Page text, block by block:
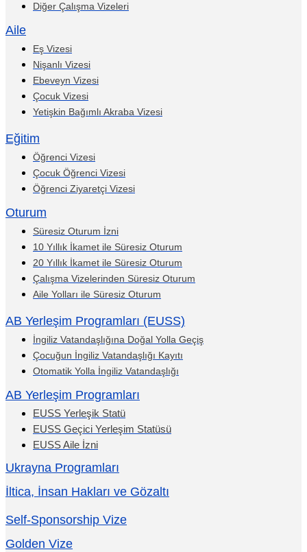
Diğer Çalışma Vizeleri
Aile
Eş Vizesi
Nişanlı Vizesi
Ebeveyn Vizesi
Çocuk Vizesi
Yetişkin Bağımlı Akraba Vizesi
Eğitim
Öğrenci Vizesi
Çocuk Öğrenci Vizesi
Öğrenci Ziyaretçi Vizesi
Oturum
Süresiz Oturum İzni
10 Yıllık İkamet ile Süresiz Oturum
20 Yıllık İkamet ile Süresiz Oturum
Çalışma Vizelerinden Süresiz Oturum
Aile Yolları ile Süresiz Oturum
AB Yerleşim Programları (EUSS)
İngiliz Vatandaşlığına Doğal Yolla Geçiş
Çocuğun İngiliz Vatandaşlığı Kayıtı
Otomatik Yolla İngiliz Vatandaşlığı
AB Yerleşim Programları
EUSS Yerleşik Statü
EUSS Geçici Yerleşim Statüsü
EUSS Aile İzni
Ukrayna Programları
İltica, İnsan Hakları ve Gözaltı
Self-Sponsorship Vize
Golden Vize